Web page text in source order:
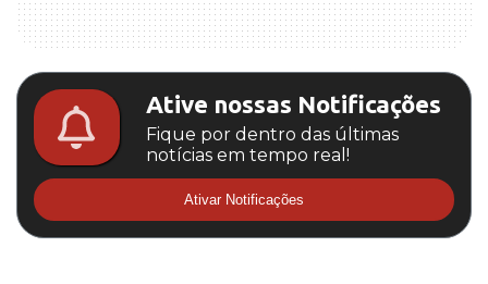
Ative nossas Notificações
Fique por dentro das últimas
notícias em tempo real!
Ativar Notificações